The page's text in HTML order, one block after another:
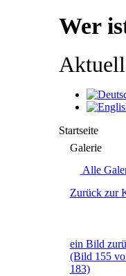
Wer
Aktuell
Startseite
Galerie
Alle
Zurück zur
ein Bild
(Bild 155
183)